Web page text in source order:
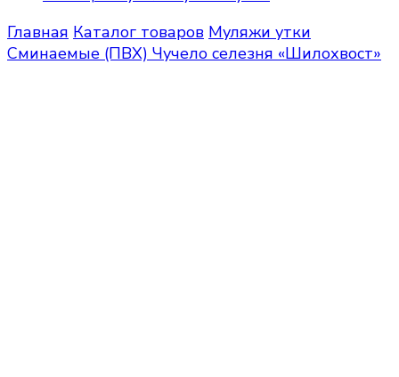
Главная Каталог товаров Муляжи утки
Сминаемые (ПВХ) Чучело селезня «Шилохвост»